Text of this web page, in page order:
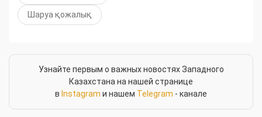
Шаруа қожалық
Узнайте первым о важных новостях Западного
Казахстана на нашей странице
в Instagram и нашем Telegram - канале